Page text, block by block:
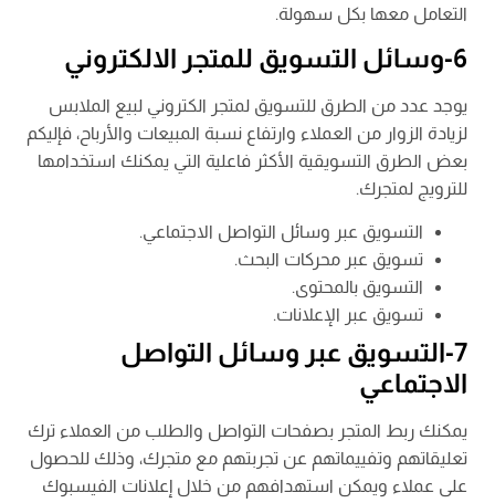
التعامل معها بكل سهولة.
6-وسائل التسويق للمتجر الالكتروني
يوجد عدد من الطرق للتسويق لمتجر الكتروني لبيع الملابس
لزيادة الزوار من العملاء وارتفاع نسبة المبيعات والأرباح، فإليكم
بعض الطرق التسويقية الأكثر فاعلية التي يمكنك استخدامها
للترويج لمتجرك.
التسويق عبر وسائل التواصل الاجتماعي.
تسويق عبر محركات البحث.
التسويق بالمحتوى.
تسويق عبر الإعلانات.
7-التسويق عبر وسائل التواصل
الاجتماعي
يمكنك ربط المتجر بصفحات التواصل والطلب من العملاء ترك
تعليقاتهم وتفييماتهم عن تجربتهم مع متجرك، وذلك للحصول
على عملاء ويمكن استهدافهم من خلال إعلانات الفيسبوك